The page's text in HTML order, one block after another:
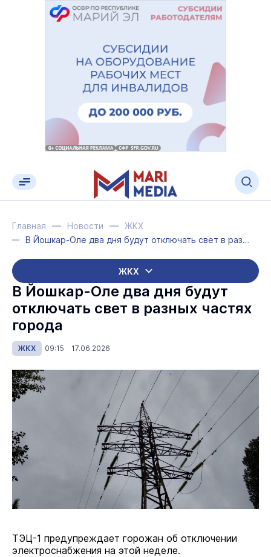
Главная Новости
ЖКХ
В Йошкар-Оле два дня будут отключать свет в разных частях города
ЖКХ
В Йошкар-Оле два дня будут
отключать свет в разных частях
города
ЖКХ 09:15 17.06.2026
ТЭЦ-1 предупреждает горожан об отключении
электроснабжения на этой неделе.